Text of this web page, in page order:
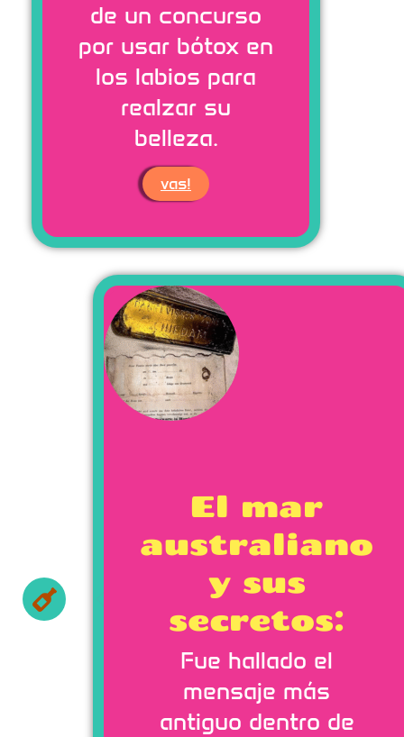
de un concurso
por usar bótox en
los labios para
realzar su
belleza.
vas!
El mar
australiano
y sus
secretos:
Fue hallado el
mensaje más
antiguo dentro de